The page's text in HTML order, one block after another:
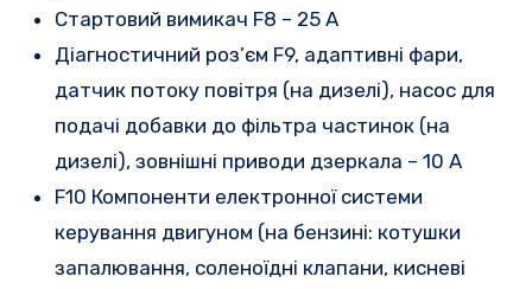
Стартовий вимикач F8 – 25 A
Діагностичний роз’єм F9, адаптивні фари,
датчик потоку повітря (на дизелі), насос для
подачі добавки до фільтра частинок (на
дизелі), зовнішні приводи дзеркала – 10 А
F10 Компоненти електронної системи
керування двигуном (на бензині: котушки
запалювання, соленоїдні клапани, кисневі